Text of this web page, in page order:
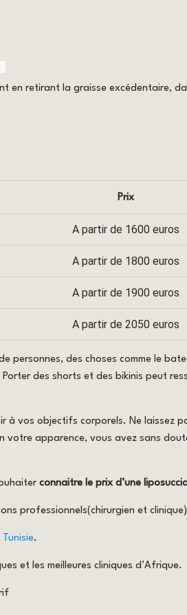
en retirant la graisse excédentaire,
Prix
A partir de 1600 euros
A partir de 1800 euros
A partir de 1900 euros
A partir de 2050 euros
personnes, des choses comme le
des shorts et des bikinis peut
à vos objectifs corporels. Ne laissez
votre apparence, vous avez sans
connaitre le prix d’une
professionnels(chirurgien et
.
et les meilleures cliniques d’Afrique.